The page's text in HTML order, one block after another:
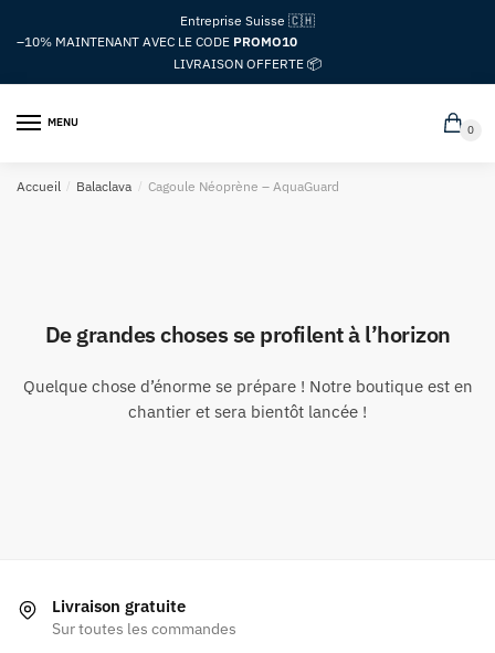
navigation
au
Entreprise Suisse 🇨🇭
–10% MAINTENANT AVEC LE CODE PROMO10
LIVRAISON OFFERTE 📦
MENU
0
Accueil / Balaclava / Cagoule Néoprène – AquaGuard
De grandes choses se profilent à l’horizon
Quelque chose d’énorme se prépare ! Notre boutique est en
chantier et sera bientôt lancée !
Livraison gratuite
Sur toutes les commandes